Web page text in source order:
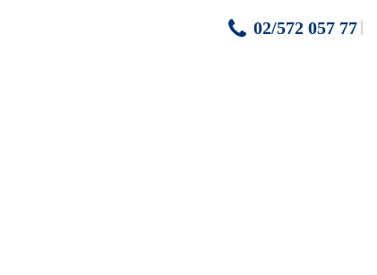
02/572 057 77